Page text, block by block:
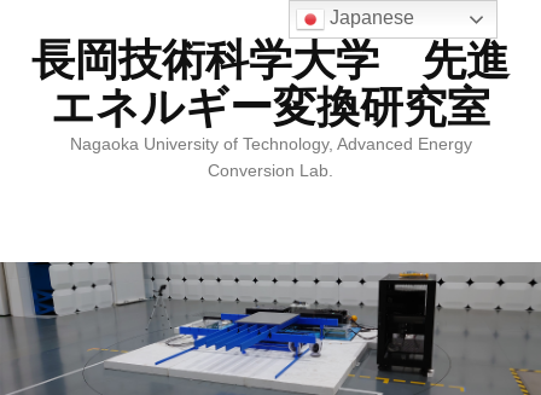
長岡技術科学大学 先進
エネルギー変換研究室
Nagaoka University of Technology, Advanced Energy
Conversion Lab.
Japanese